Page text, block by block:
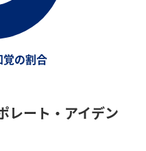
の割合
レート・アイデン